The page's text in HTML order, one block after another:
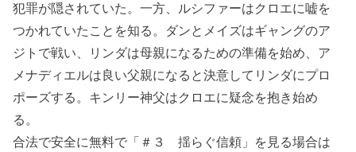
犯罪が隠されていた。一方、ルシファーはクロエに嘘を
つかれていたことを知る。ダンとメイズはギャングのア
ジトで戦い、リンダは母親になるための準備を始め、ア
メナディエルは良い父親になると決意してリンダにプロ
ポーズする。キンリー神父はクロエに疑念を抱き始め
る。
合法で安全に無料で「＃３ 揺らぐ信頼」を見る場合は